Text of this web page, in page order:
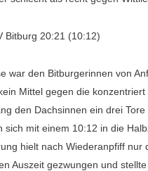
Bitburg 20:21 (10:12)
war den Bitburgerinnen von
Mittel gegen die
den Dachsinnen ein drei Tore
sich mit einem 10:12 in die
hielt nach Wiederanpfiff
Auszeit gezwungen und